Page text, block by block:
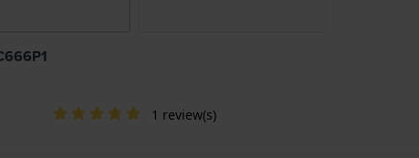
1 review(s)